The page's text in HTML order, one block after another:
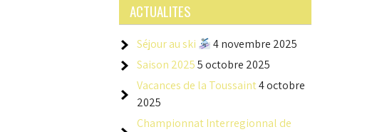
ACTUALITES
Séjour au ski
4 novembre 2025
Saison 20255 octobre 2025
Vacances de la Toussaint4 octobre
2025
Championnat Interregionnal de